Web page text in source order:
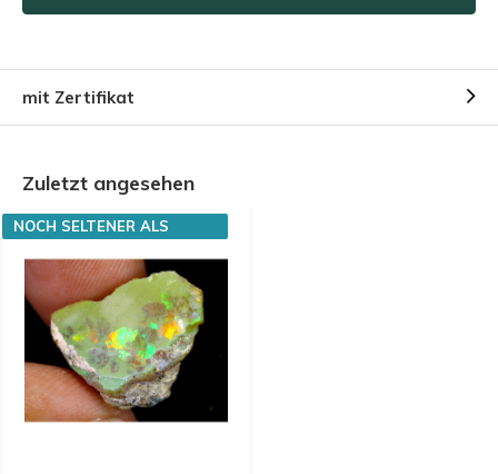
mit Zertifikat
Zuletzt angesehen
NOCH SELTENER ALS